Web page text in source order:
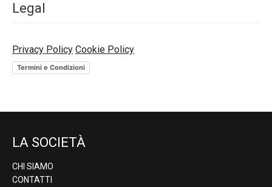
Legal
Privacy Policy Cookie Policy
Termini e Condizioni
LA SOCIETÀ
CHI SIAMO
CONTATTI